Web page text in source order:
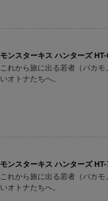
モンスターキス ハンターズ
これから旅に出る若者（バカ
いオトナたちへ。
モンスターキス ハンターズ
これから旅に出る若者（バカ
いオトナたちへ。